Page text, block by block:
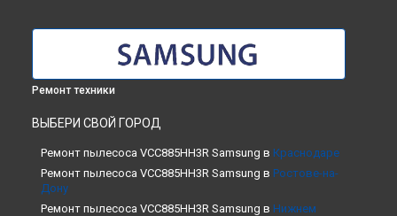
Ремонт техники
ВЫБЕРИ СВОЙ ГОРОД
Ремонт пылесоса VCC885HH3R Samsung в Краснодаре
Ремонт пылесоса VCC885HH3R Samsung в Ростове-на-
Дону
Ремонт пылесоса VCC885HH3R Samsung в Нижнем